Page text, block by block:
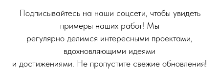
Подписывайтесь на наши соцсети, чтобы увидеть
примеры наших работ! Мы
регулярно делимся интересными проектами,
вдохновляющими идеями
и достижениями. Не пропустите свежие обновления!